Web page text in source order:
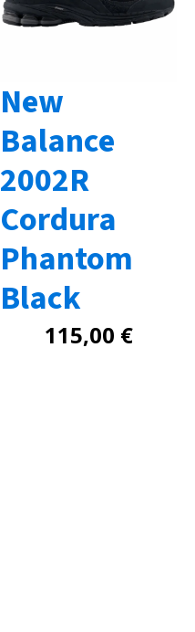
New
Balance
2002R
Cordura
Phantom
Black
115,00 €